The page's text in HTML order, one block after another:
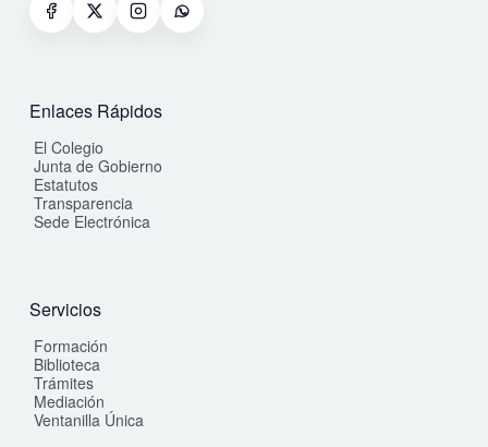
Enlaces Rápidos
El Colegio
Junta de Gobierno
Estatutos
Transparencia
Sede Electrónica
Servicios
Formación
Biblioteca
Trámites
Mediación
Ventanilla Única